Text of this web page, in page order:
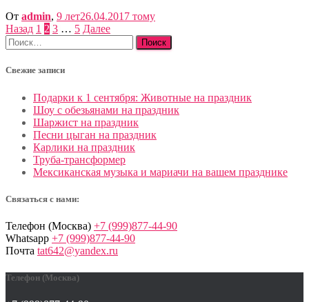
От admin, 9 лет26.04.2017 тому
Пагинация
записей
Назад 1 2 3 … 5 Далее
Найти:
Свежие записи
Подарки к 1 сентября: Животные на праздник
Шоу с обезьянами на праздник
Шаржист на праздник
Песни цыган на праздник
Карлики на праздник
Труба-трансформер
Мексиканская музыка и мариачи на вашем празднике
Связаться с нами:
Телефон (Москва) +7 (999)877-44-90
Whatsapp +7 (999)877-44-90
Почта tat642@yandex.ru
Телефон (Москва)